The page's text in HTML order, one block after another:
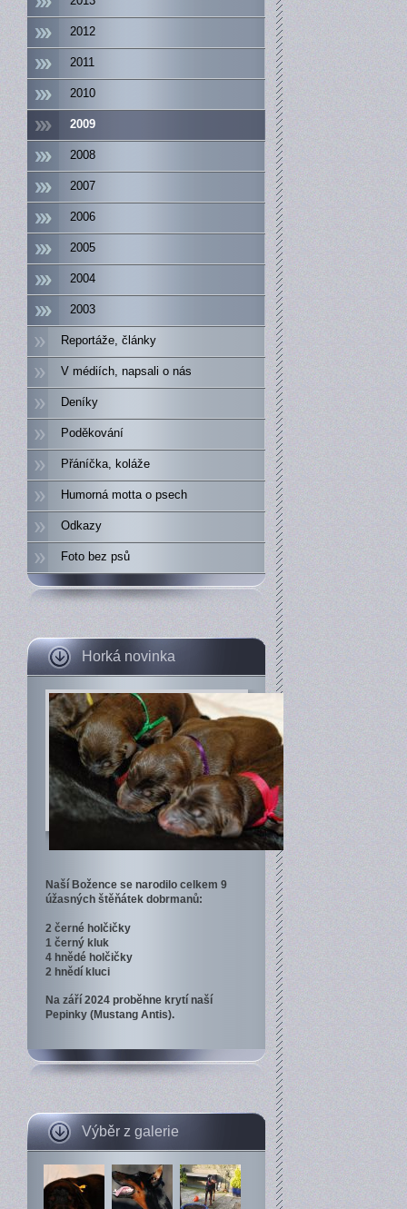
2012
2011
2010
2009
2008
2007
2006
2005
2004
2003
Reportáže, články
V médiích, napsali o nás
Deníky
Poděkování
Přáníčka, koláže
Humorná motta o psech
Odkazy
Foto bez psů
Horká novinka
Naší Božence se narodilo celkem 9
úžasných štěňátek dobrmanů:
2 černé holčičky
1 černý kluk
4 hnědé holčičky
2 hnědí kluci
Na září 2024 proběhne krytí naší
Pepinky (Mustang Antis).
Výběr z galerie